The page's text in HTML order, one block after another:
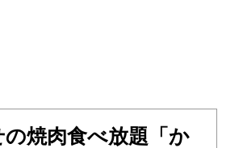
の焼肉食べ放題「か